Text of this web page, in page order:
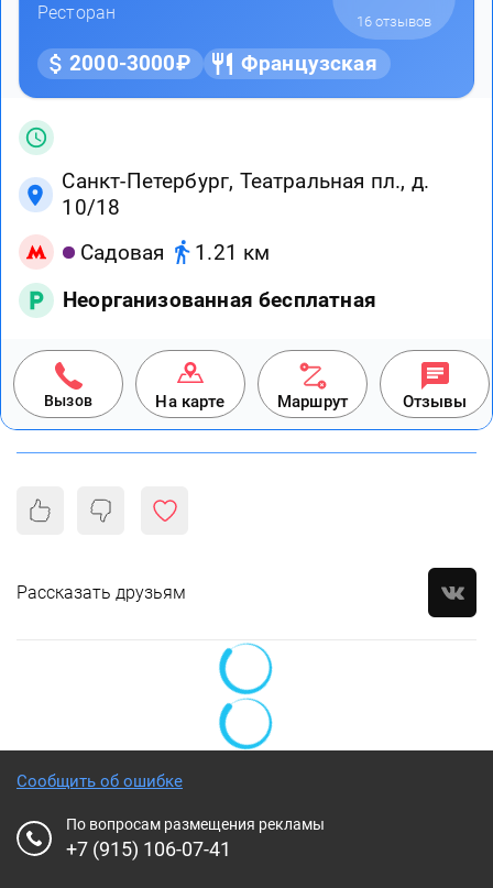
Ресторан 16 отзывов
2000-3000₽ Французская
Санкт-Петербург, Театральная пл., д.
10/18
Садовая
1.21 км
Неорганизованная бесплатная
Вызов На карте Маршрут Отзывы
Рассказать друзьям
Сообщить об ошибке
По вопросам размещения рекламы
+7 (915) 106-07-41